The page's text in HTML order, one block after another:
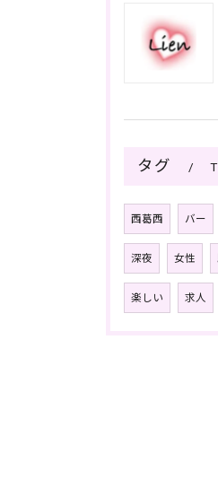
タグ
西葛西 バー
深夜 女性
楽しい 求人